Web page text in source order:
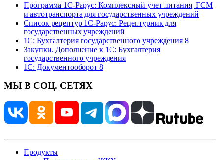
Программа 1С-Рарус: Комплексный учет питания, ГСМ
и автотранспорта для государственных учреждений
Список рецептур 1С-Рарус: Рецептурник для
государственных учреждений
1С: Бухгалтерия государственного учреждения 8
Закупки. Дополнение к 1С: Бухгалтерия
государственного учреждения
1С: Документооборот 8
МЫ В СОЦ. СЕТЯХ
Продукты